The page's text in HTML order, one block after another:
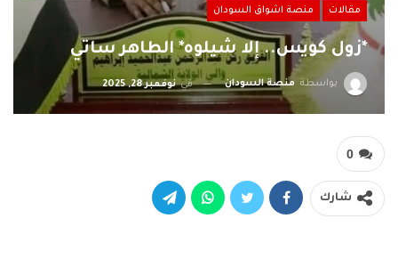
مقالات منصة اشواق السودان
*زول كويس.. إلا شيلوه* الطاهر ساتي
بواسطة منصة السودان فينوفمبر 28, 2025
0
شارك